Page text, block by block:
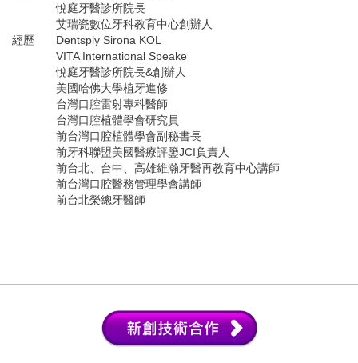
悅庭牙醫診所院長
艾瑞瓷數位牙科教育中心創辦人
經歷
Dentsply Sirona KOL
VITA International Speake
悅庭牙醫診所院長&創辦人
美國哈佛大學植牙進修
台灣口腔雷射專科醫師
台灣口腔植體學會研究員
前台灣口腔植體學會副秘書長
前牙科聯盟美國醫療評鑒JCI負責人
前台北、台中、高雄維瀚牙醫再教育中心講師
前台灣口腔醫務管理學會講師
前台北榮總牙醫師